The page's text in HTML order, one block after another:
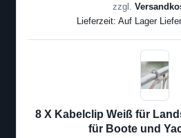
zzgl.
Lieferzeit: Auf Lager
8 X Kabelclip Weiß für
für Boote und